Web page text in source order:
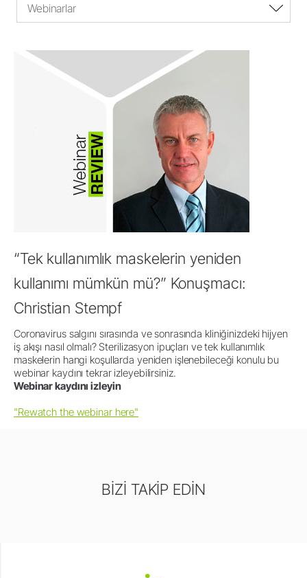
Webinarlar
“Tek kullanımlık maskelerin yeniden
kullanımı mümkün mü?” Konuşmacı:
Christian Stempf
Coronavirus salgını sırasında ve sonrasında kliniğinizdeki hijyen
iş akışı nasıl olmalı? Sterilizasyon ipuçları ve tek kullanımlık
maskelerin hangi koşullarda yeniden işlenebileceği konulu bu
webinar kaydını tekrar izleyebilirsiniz.
Webinar kaydını izleyin
"Rewatch the webinar here"
BİZİ TAKİP EDİN